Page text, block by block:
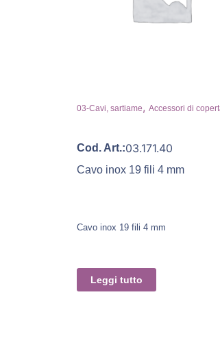
03-Cavi, sartiame, Accessori di
Cod. Art.:03.171.40
Cavo inox 19 fili 4 mm
Cavo inox 19 fili 4 mm
Leggi tutto